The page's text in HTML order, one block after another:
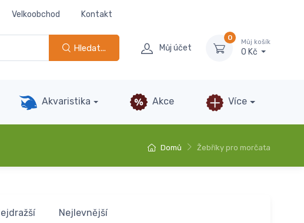
Velkoobchod Kontakt
Hledat... Můj účet
0
Můj košík
0 Kč
Akvaristika Akce Více
Domů Žebříky pro morčata
Nejlevnější